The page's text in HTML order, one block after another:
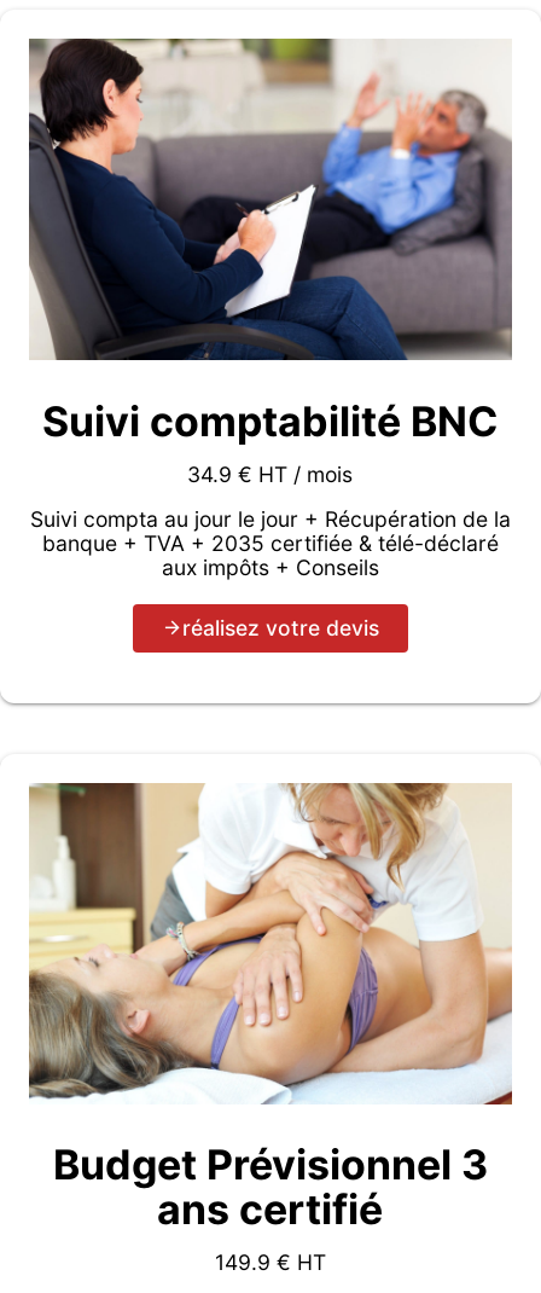
Suivi comptabilité BNC
34.9 € HT / mois
Suivi compta au jour le jour + Récupération de la
banque + TVA + 2035 certifiée & télé-déclaré
aux impôts + Conseils
réalisez votre devis
Budget Prévisionnel 3
ans certifié
149.9 € HT